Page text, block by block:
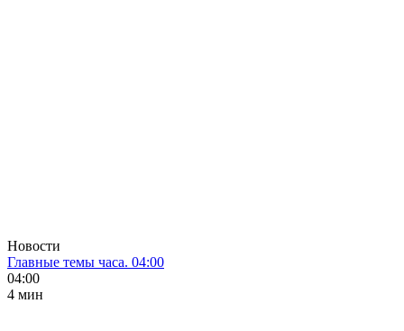
Новости
Главные темы часа. 04:00
04:00
4 мин